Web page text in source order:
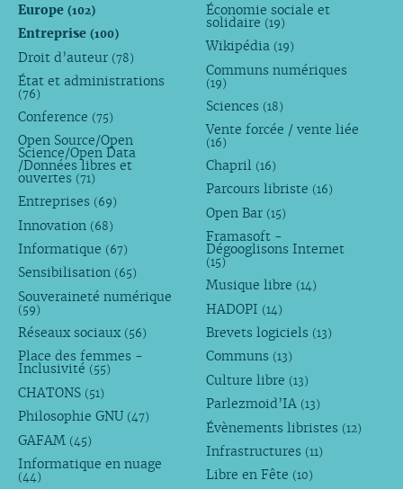
Europe (102)
Entreprise (100)
Droit d’auteur (78)
État et administrations
(76)
Conference (75)
Open Source/Open
Science/Open Data
/Données libres et
ouvertes (71)
Entreprises (69)
Innovation (68)
Informatique (67)
Sensibilisation (65)
Souveraineté numérique
(59)
Réseaux sociaux (56)
Place des femmes -
Inclusivité (55)
CHATONS (51)
Philosophie GNU (47)
GAFAM (45)
Informatique en nuage
(44)
Économie sociale et
solidaire (19)
Wikipédia (19)
Communs numériques
(19)
Sciences (18)
Vente forcée / vente liée
(16)
Chapril (16)
Parcours libriste (16)
Open Bar (15)
Framasoft -
Dégooglisons Internet
(15)
Musique libre (14)
HADOPI (14)
Brevets logiciels (13)
Communs (13)
Culture libre (13)
Parlezmoid’IA (13)
Évènements libristes (12)
Infrastructures (11)
Libre en Fête (10)